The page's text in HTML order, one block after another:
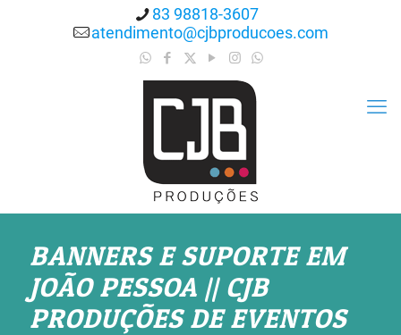
83 98818-3607
atendimento@cjbproducoes.com
BANNERS E SUPORTE EM
JOÃO PESSOA || CJB
PRODUÇÕES DE EVENTOS